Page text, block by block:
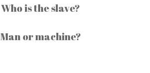
Who is the slave?
Man or machine?